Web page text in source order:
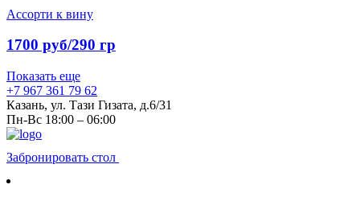
Ассорти к вину
1700 руб/290 гр
Показать еще
+7 967 361 79 62
Казань, ул. Тази Гизата, д.6/31
Пн-Вс 18:00 – 06:00
Забронировать стол